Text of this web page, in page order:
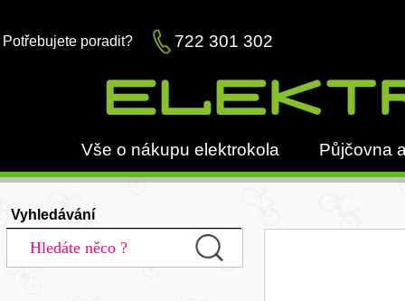
Potřebujete poradit? 722 301 302
Vše o nákupu elektrokola Půjčovna
Vyhledávání